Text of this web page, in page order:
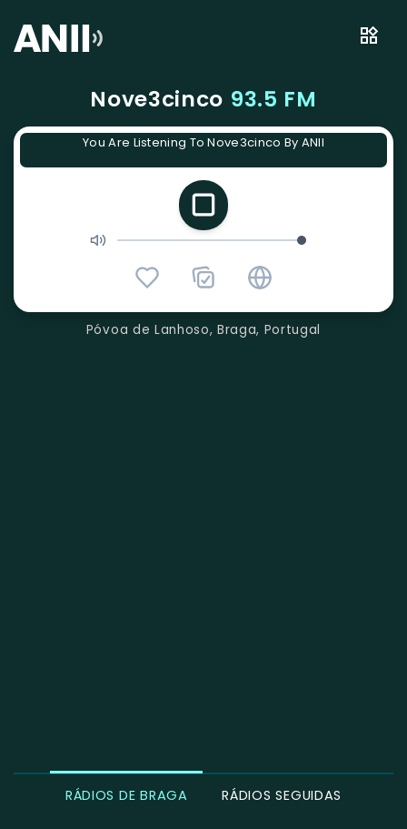
Nove3cinco 93.5 FM
You Are Listening To Nove3cinco By ANII
Póvoa de Lanhoso, Braga, Portugal
RÁDIOS DE BRAGA RÁDIOS SEGUIDAS